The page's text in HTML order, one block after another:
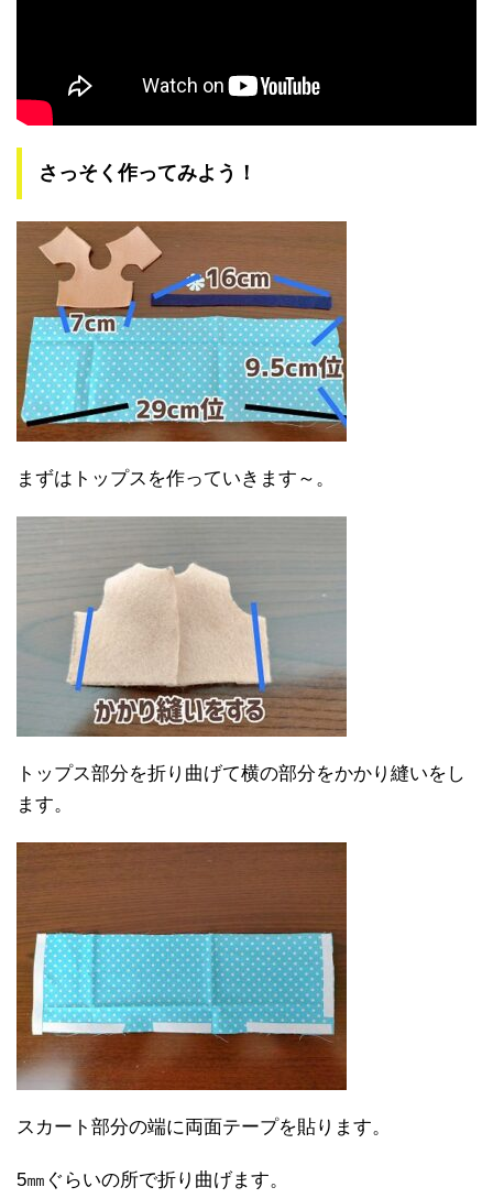
さっそく作ってみよう！
まずはトップスを作っていきます～。
トップス部分を折り曲げて横の部分をかかり縫いをし
ます。
スカート部分の端に両面テープを貼ります。
5㎜ぐらいの所で折り曲げます。